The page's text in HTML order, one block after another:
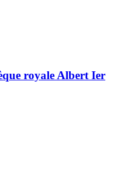
royale Albert Ier